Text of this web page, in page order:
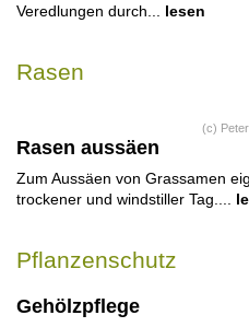
Veredlungen durch...
lesen
Rasen
(c)
Rasen aussäen
Zum Aussäen von Grassamen
trockener und windstiller Tag....
Pflanzenschutz
Gehölzpflege